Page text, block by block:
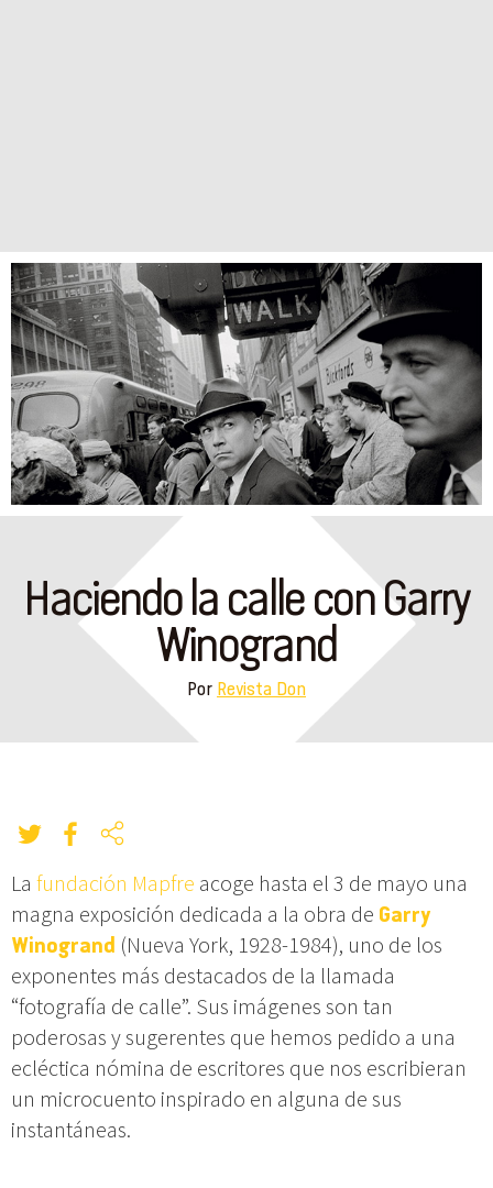
Haciendo la calle con Garry
Winogrand
Por Revista Don
La fundación Mapfre acoge hasta el 3 de mayo una
magna exposición dedicada a la obra de Garry
Winogrand (Nueva York, 1928-1984), uno de los
exponentes más destacados de la llamada
“fotografía de calle”. Sus imágenes son tan
poderosas y sugerentes que hemos pedido a una
ecléctica nómina de escritores que nos escribieran
un microcuento inspirado en alguna de sus
instantáneas.